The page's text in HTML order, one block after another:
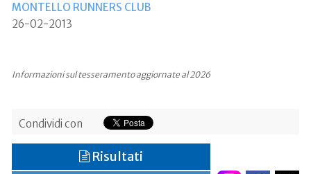
MONTELLO RUNNERS CLUB
26-02-2013
Informazioni sul tesseramento aggiornate al 2026
Condividi con
Risultati